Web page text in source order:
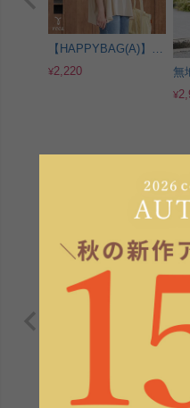
【HAPPYBAG(A)】フ
カットソー(bel-bs-
¥2,220
無
ツ
¥
プライス
ル便発送5
便